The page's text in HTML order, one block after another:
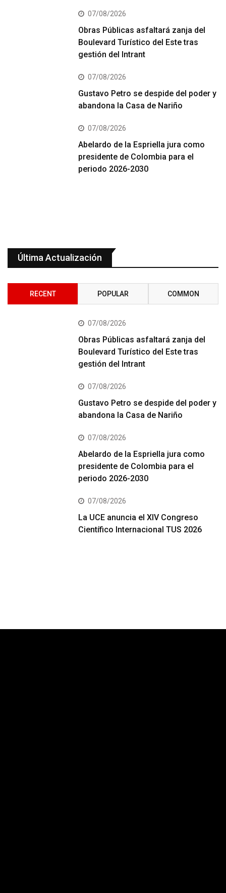
07/08/2026
Obras Públicas asfaltará zanja del
Boulevard Turístico del Este tras
gestión del Intrant
07/08/2026
Gustavo Petro se despide del poder y
abandona la Casa de Nariño
07/08/2026
Abelardo de la Espriella jura como
presidente de Colombia para el
periodo 2026-2030
Última Actualización
RECENT POPULAR COMMON
07/08/2026
Obras Públicas asfaltará zanja del
Boulevard Turístico del Este tras
gestión del Intrant
07/08/2026
Gustavo Petro se despide del poder y
abandona la Casa de Nariño
07/08/2026
Abelardo de la Espriella jura como
presidente de Colombia para el
periodo 2026-2030
07/08/2026
La UCE anuncia el XIV Congreso
Científico Internacional TUS 2026